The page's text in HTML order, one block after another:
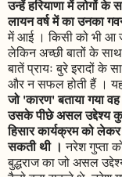
उन्हें हरियाणा में लोगों
लायन वर्ष में का उनका
में आई । किसी को भी आ
लेकिन अच्छी बातों के
बातें प्रायः बुरे इरादों
और न सफल होती हैं ।
जो 'कारण' बताया गया
उसके पीछे असल उद्देश्य
हिसार कार्यक्रम को
सकती थी । नरेश गुप्ता
बुद्धराज का जो असल